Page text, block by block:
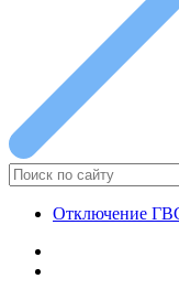
Отключение